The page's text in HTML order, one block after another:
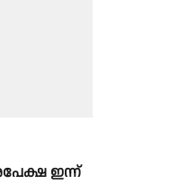
ഇന്ന്